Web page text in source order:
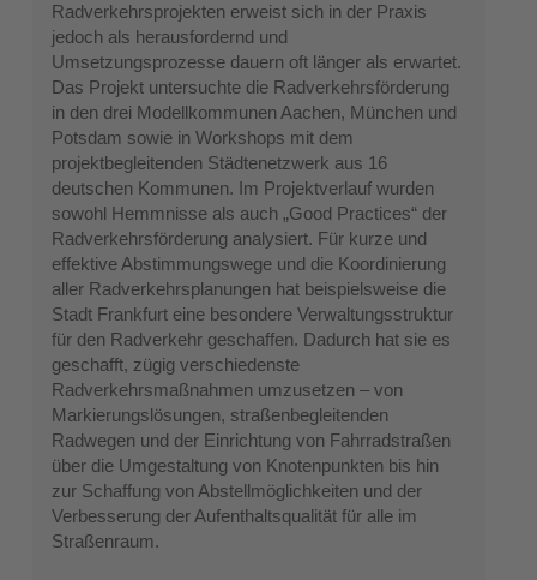
Radverkehrsprojekten erweist sich in der Praxis
jedoch als herausfordernd und
Umsetzungsprozesse dauern oft länger als erwartet.
Das Projekt untersuchte die Radverkehrsförderung
in den drei Modellkommunen Aachen, München und
Potsdam sowie in Workshops mit dem
projektbegleitenden Städtenetzwerk aus 16
deutschen Kommunen. Im Projektverlauf wurden
sowohl Hemmnisse als auch „Good Practices“ der
Radverkehrsförderung analysiert. Für kurze und
effektive Abstimmungswege und die Koordinierung
aller Radverkehrsplanungen hat beispielsweise die
Stadt Frankfurt eine besondere Verwaltungsstruktur
für den Radverkehr geschaffen. Dadurch hat sie es
geschafft, zügig verschiedenste
Radverkehrsmaßnahmen umzusetzen – von
Markierungslösungen, straßenbegleitenden
Radwegen und der Einrichtung von Fahrradstraßen
über die Umgestaltung von Knotenpunkten bis hin
zur Schaffung von Abstellmöglichkeiten und der
Verbesserung der Aufenthaltsqualität für alle im
Straßenraum.